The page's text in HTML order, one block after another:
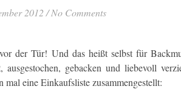
2012 / No Comments
der Tür! Und das heißt selbst für
gebacken und liebevoll
eine Einkaufsliste zusammengestellt: